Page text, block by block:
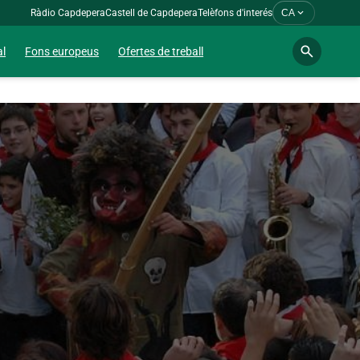
Ràdio CapdeperaCastell de CapdeperaTelèfons d'interés CA expand_more
Fons europeus Ofertes de treball search